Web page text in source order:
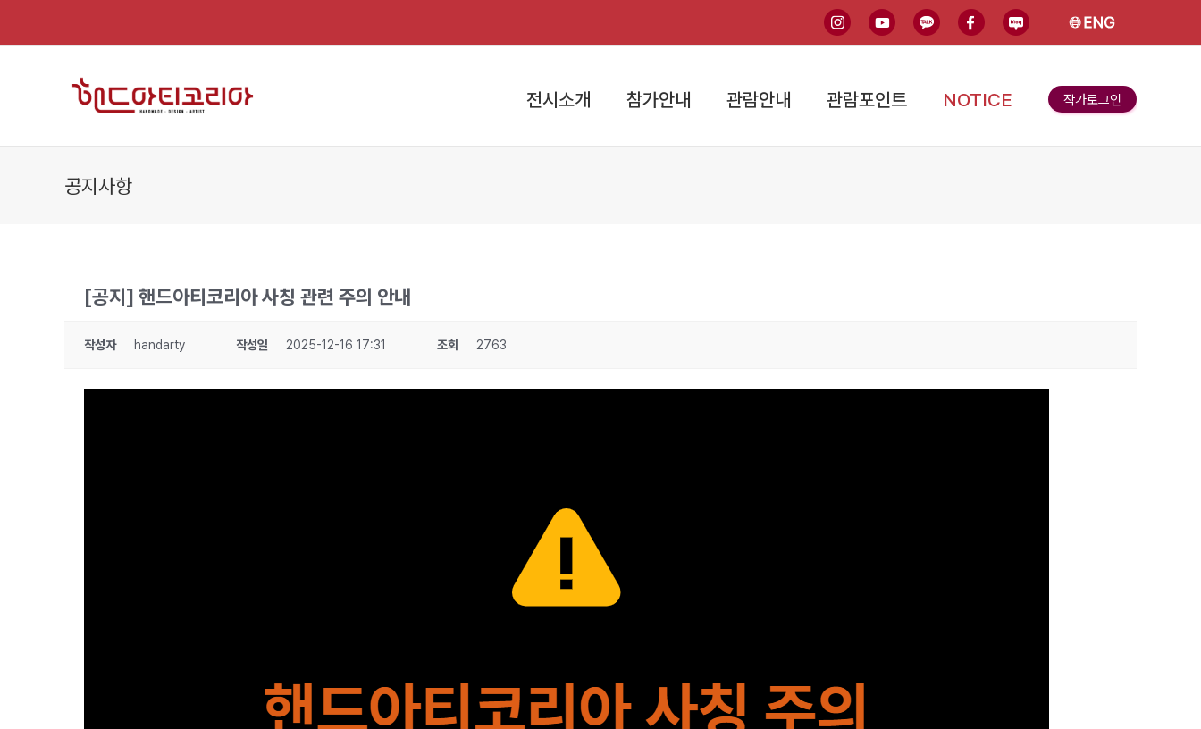
인스타그램
유튜브카카오톡
페이스북
블로그English
전시소개 참가안내 관람안내 관람포인트 NOTICE 작가로그인
공지사항
[공지] 핸드아티코리아 사칭 관련 주의 안내
작성자 handarty 작성일 2025-12-16 17:31 조회 2763